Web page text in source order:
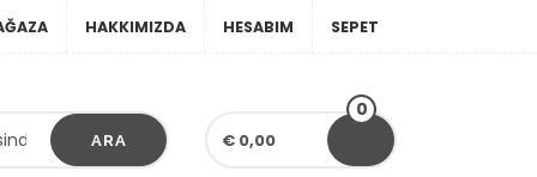
HAKKIMIZDA HESABIM SEPET
ARA € 0,00
0